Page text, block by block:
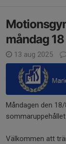
måndag
13 aug 2025
Måndagen den
Välkommen att